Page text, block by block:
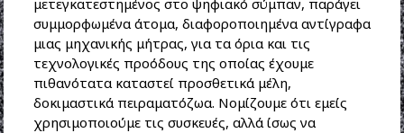
μετεγκατεστημένος στο ψηφιακό σύμπαν, παράγει
συμμορφωμένα άτομα, διαφοροποιημένα αντίγραφα
μιας μηχανικής μήτρας, για τα όρια και τις
τεχνολογικές προόδους της οποίας έχουμε
πιθανότατα καταστεί προσθετικά μέλη,
δοκιμαστικά πειραματόζωα. Νομίζουμε ότι εμείς
χρησιμοποιούμε τις συσκευές, αλλά ίσως να